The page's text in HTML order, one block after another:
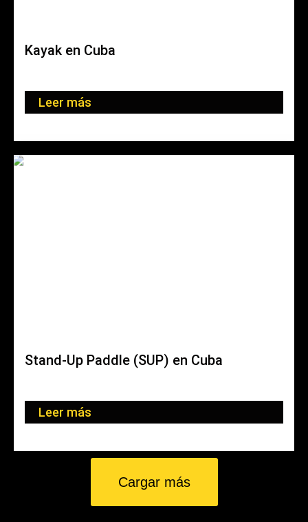
Kayak en Cuba
Leer más
Stand-Up Paddle (SUP) en Cuba
Leer más
Cargar más